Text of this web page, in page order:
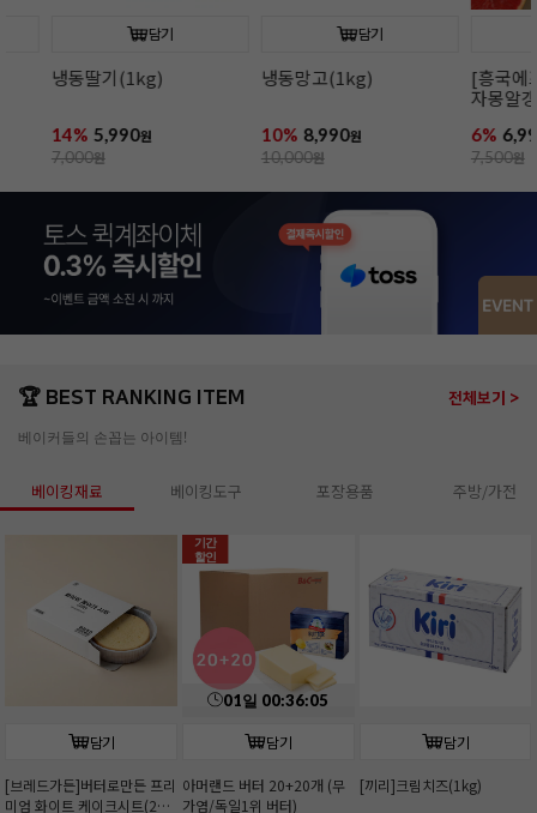
담기
냉동딸기(1kg)
5,990원
7,000원
담기
냉동망고(1kg)
8,990원
10,000원
[흥국에프앤
자몽알갱이
6,990원
7,500원
🏆 BEST RANKING ITEM 전체보기 >
베이커들의 손꼽는 아이템!
베이킹재료 베이킹도구 포장용품 주방/가전
담기
[브레드가든]버터로만든 프리
미엄 화이트 케이크시트(2호/
기간
할인
01일 00:36:03
담기
아머랜드 버터 20+20개 (무
가염/독일1위 버터)
담기
[끼리]크림치즈(1kg)